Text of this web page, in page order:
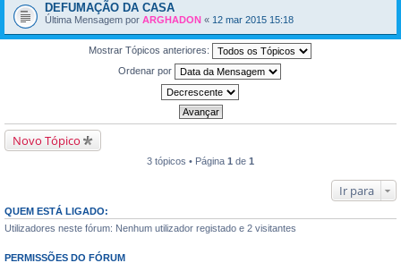
DEFUMAÇÃO DA CASA
Última Mensagem por ARGHADON « 12 mar 2015 15:18
Mostrar Tópicos anteriores:
Ordenar por
Novo Tópico
3 tópicos • Página 1 de 1
Ir para
QUEM ESTÁ LIGADO:
Utilizadores neste fórum: Nenhum utilizador registado e 2 visitantes
PERMISSÕES DO FÓRUM